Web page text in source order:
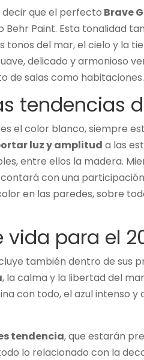
que el perfecto Brave
Paint. Esta tonalidad
del mar, el cielo y la
delicado y armonioso
de salas como habitaciones.
tendencias
el color blanco, siempre
luz y amplitud a las
entre ellos la madera.
con una
en las paredes, sobre
para el
también dentro de sus
, la calma y la libertad del
con todo, el azul intenso
tendencia, que estarán
lo relacionado con la